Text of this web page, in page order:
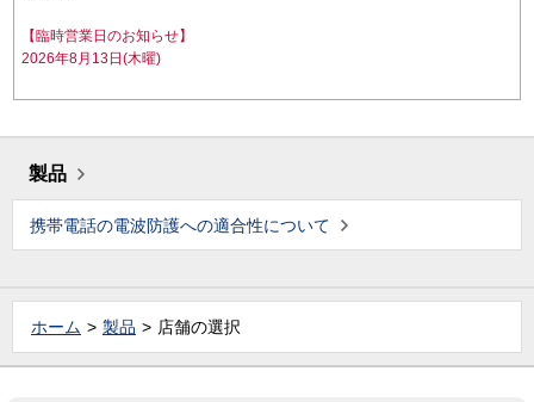
【臨時営業日のお知らせ】
2026年8月13日(木曜)
製品
携帯電話の電波防護への適合性について
ホーム 製品 店舗の選択